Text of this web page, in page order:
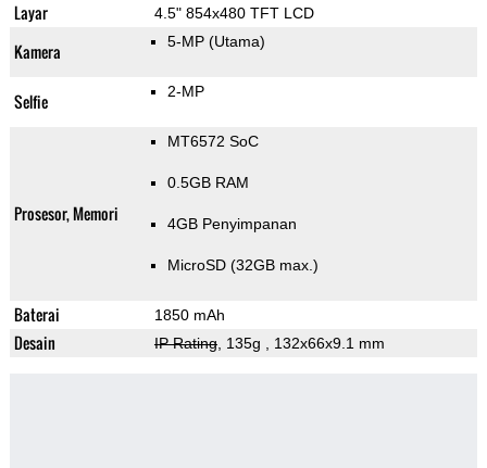
Layar 4.5" 854x480 TFT LCD
Kamera 5-MP (Utama)
Selfie 2-MP
Prosesor, Memori
MT6572 SoC
0.5GB RAM
4GB Penyimpanan
MicroSD (32GB max.)
Baterai 1850 mAh
Desain IP Rating, 135g , 132x66x9.1 mm